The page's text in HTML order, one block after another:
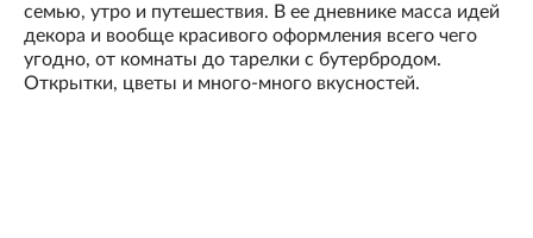
семью, утро и путешествия. В ее дневнике масса идей
декора и вообще красивого оформления всего чего
угодно, от комнаты до тарелки с бутербродом.
Открытки, цветы и много-много вкусностей.